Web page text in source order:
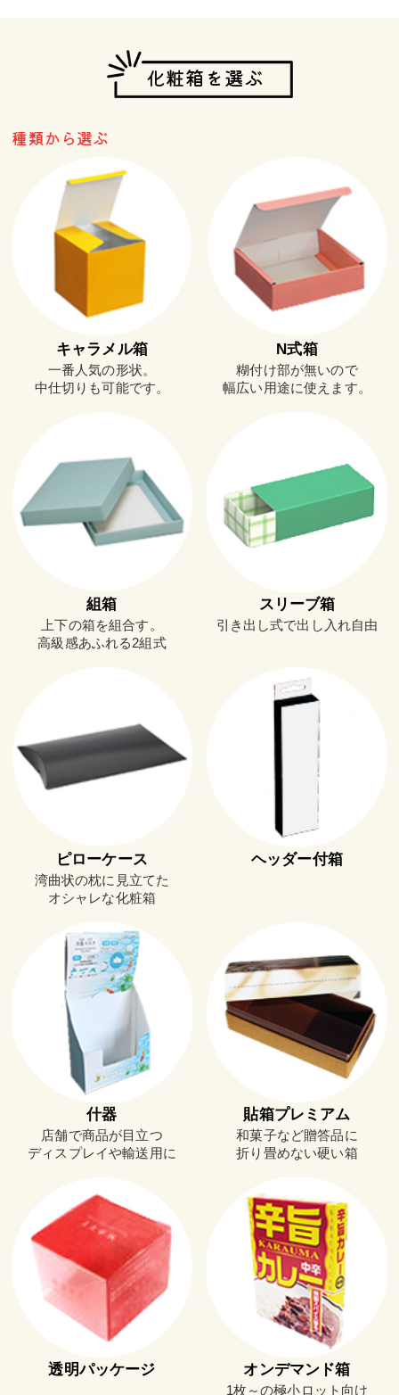
化粧箱を選ぶ
種類から選ぶ
キャラメル箱
一番人気の形状。
中仕切りも可能です。
N式箱
糊付け部が無いので
幅広い用途に使えます。
組箱
上下の箱を組合す。
高級感あふれる2組式
スリーブ箱
引き出し式で出し入れ自由
ピローケース
湾曲状の枕に見立てた
オシャレな化粧箱
ヘッダー付箱
什器
店舗で商品が目立つ
ディスプレイや輸送用に
貼箱プレミアム
和菓子など贈答品に
折り畳めない硬い箱
透明パッケージ オンデマンド箱
1枚～の極小ロット向け